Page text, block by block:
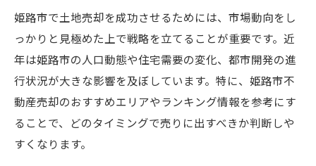
姫路市で土地売却を成功させるためには、市場動向をし
っかりと見極めた上で戦略を立てることが重要です。近
年は姫路市の人口動態や住宅需要の変化、都市開発の進
行状況が大きな影響を及ぼしています。特に、姫路市不
動産売却のおすすめエリアやランキング情報を参考にす
ることで、どのタイミングで売りに出すべきか判断しや
すくなります。